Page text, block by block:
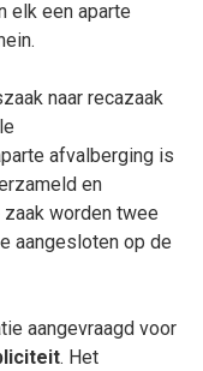
elk een aparte
naar recazaak
afvalberging is
en
worden twee
aangesloten op de
aangevraagd voor
. Het